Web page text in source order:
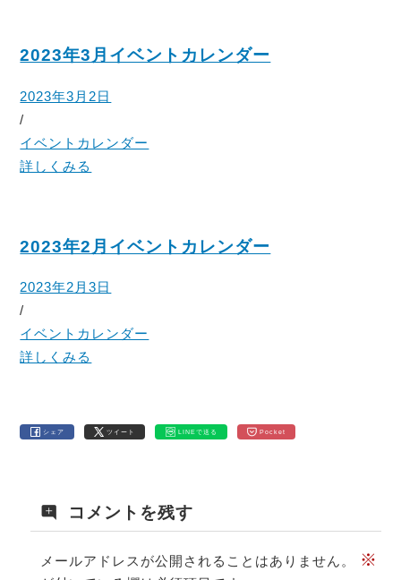
2023年3月イベントカレンダー
2023年3月2日
/
イベントカレンダー
詳しくみる
2023年2月イベントカレンダー
2023年2月3日
/
イベントカレンダー
詳しくみる
シェア ツイート LINEで送る Pocket
コメントを残す
メールアドレスが公開されることはありません。 ※